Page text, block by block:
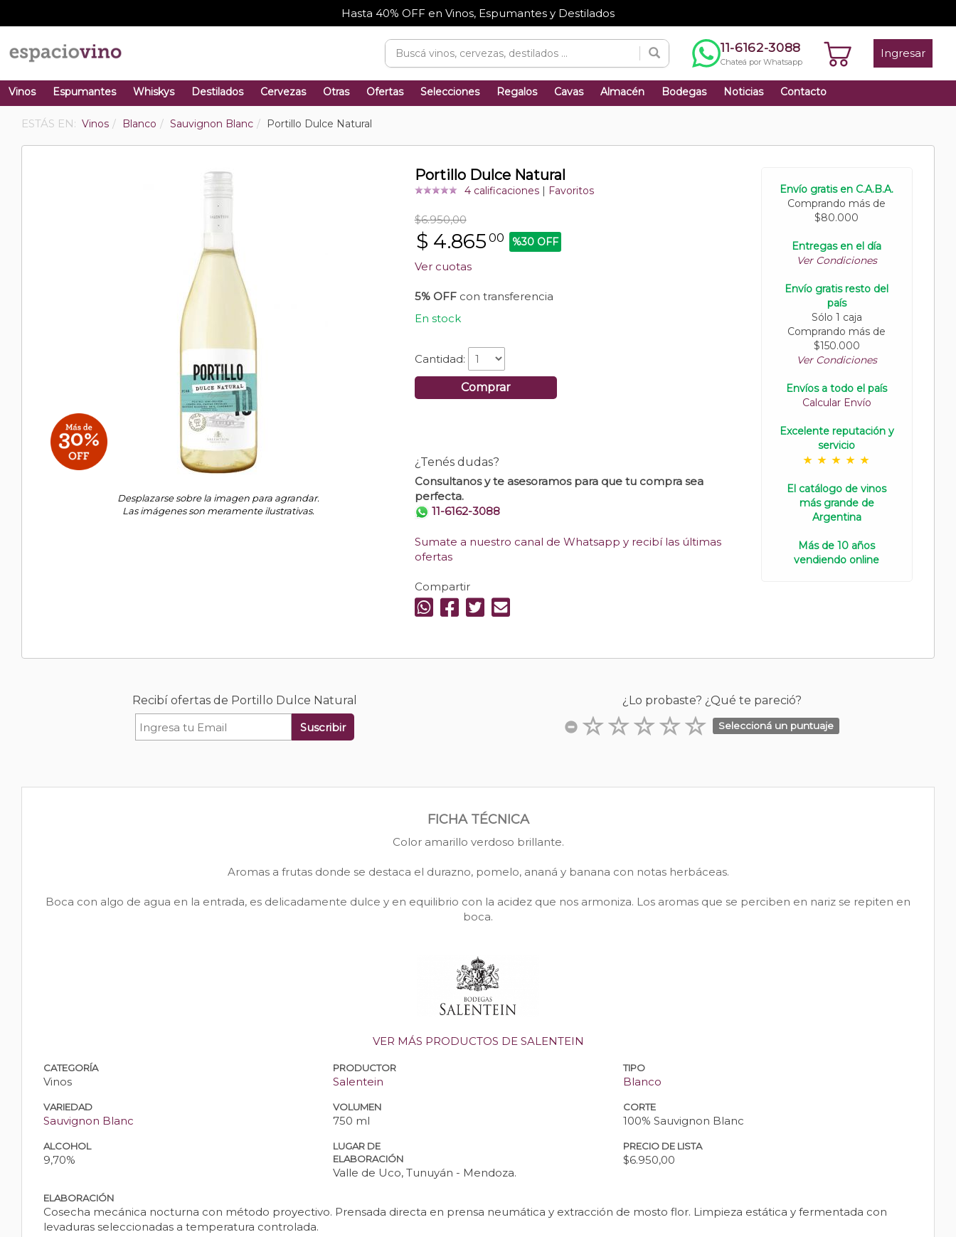
Hasta 40% OFF en Vinos, Espumantes y Destilados
11-6162-3088
Chateá por Whatsapp
Ingresar
Vinos Espumantes Whiskys Destilados Cervezas Otras Ofertas Selecciones Regalos Cavas Almacén Bodegas Noticias Contacto
ESTÁS EN: Vinos Blanco Sauvignon Blanc Portillo Dulce Natural
Desplazarse sobre la imagen para agrandar.
Las imágenes son meramente ilustrativas.
Portillo Dulce Natural
4 calificaciones| Favoritos
$6.950,00
$ 4.865 00 %30 OFF
Ver cuotas
5% OFFcon transferencia
En stock
Cantidad:
Comprar
¿Tenés dudas?
Consultanos y te asesoramos para que tu compra sea
perfecta.
11-6162-3088
Sumate a nuestro canal de Whatsapp y recibí las últimas
ofertas
Compartir
Envío gratis en C.A.B.A.
Comprando más de
$80.000
Entregas en el día
Ver Condiciones
Envío gratis resto del
país
Sólo 1 caja
Comprando más de
$150.000
Ver Condiciones
Envíos a todo el país
Calcular Envío
Excelente reputación y
servicio
El catálogo de vinos
más grande de
Argentina
Más de 10 años
vendiendo online
Recibí ofertas de Portillo Dulce Natural
Suscribir
¿Lo probaste? ¿Qué te pareció?
Seleccioná un puntuaje
FICHA TÉCNICA
Color amarillo verdoso brillante.
Aromas a frutas donde se destaca el durazno, pomelo, ananá y banana con notas herbáceas.
Boca con algo de agua en la entrada, es delicadamente dulce y en equilibrio con la acidez que nos armoniza. Los aromas que se perciben en nariz se repiten en
boca.
VER MÁS PRODUCTOS DE SALENTEIN
CATEGORÍA
Vinos
PRODUCTOR
Salentein
TIPO
Blanco
VARIEDAD
Sauvignon Blanc
VOLUMEN
750 ml
CORTE
100% Sauvignon Blanc
ALCOHOL
9,70%
LUGAR DE
ELABORACIÓN
Valle de Uco, Tunuyán - Mendoza.
PRECIO DE LISTA
$6.950,00
ELABORACIÓN
Cosecha mecánica nocturna con método proyectivo. Prensada directa en prensa neumática y extracción de mosto flor. Limpieza estática y fermentada con
levaduras seleccionadas a temperatura controlada.